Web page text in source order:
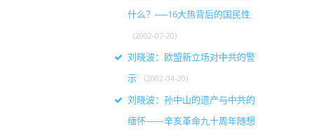
什么？──16大热背后的国民性
(2002-07-20)
刘晓波：欧盟新立场对中共的警
示
(2002-04-20)
刘晓波：孙中山的遗产与中共的
缅怀——辛亥革命九十周年随想